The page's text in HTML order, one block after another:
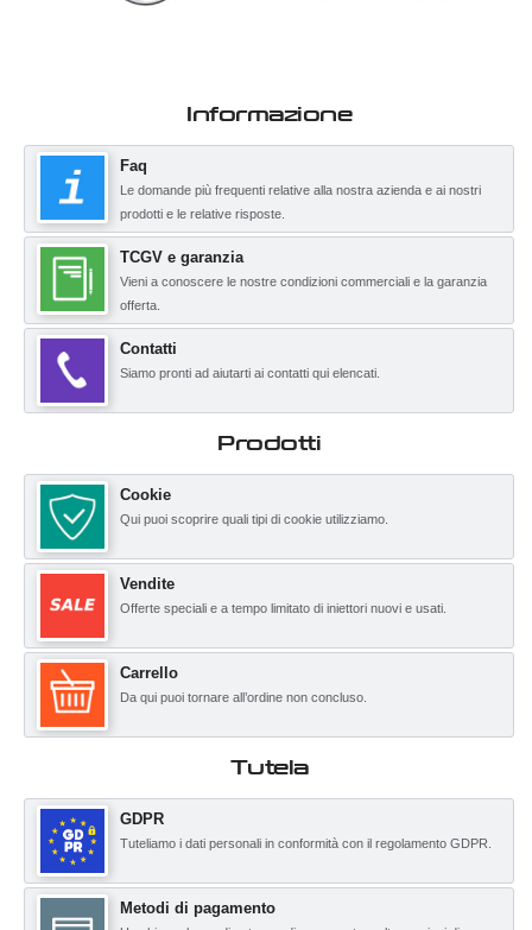
Informazione
Faq
Le domande più frequenti relative alla nostra azienda e ai nostri
prodotti e le relative risposte.
TCGV e garanzia
Vieni a conoscere le nostre condizioni commerciali e la garanzia
offerta.
Contatti
Siamo pronti ad aiutarti ai contatti qui elencati.
Prodotti
Cookie
Qui puoi scoprire quali tipi di cookie utilizziamo.
Vendite
Offerte speciali e a tempo limitato di iniettori nuovi e usati.
Carrello
Da qui puoi tornare all’ordine non concluso.
Tutela
GDPR
Tuteliamo i dati personali in conformità con il regolamento GDPR.
Metodi di pagamento